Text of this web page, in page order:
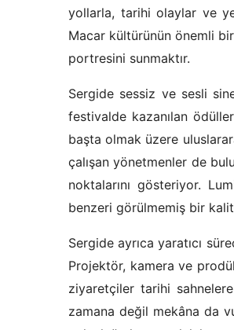
yollarla, tarihi olaylar ve
Macar kültürünün önemli
portresini sunmaktır.
Sergide sessiz ve sesli
festivalde kazanılan
başta olmak üzere
çalışan yönetmenler de
noktalarını gösteriyor.
benzeri görülmemiş bir
Sergide ayrıca yaratıcı
Projektör, kamera ve
ziyaretçiler tarihi
zamana değil mekâna da